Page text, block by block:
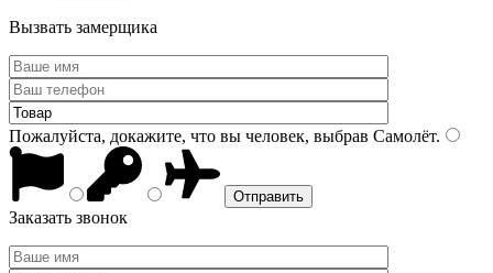
Вызвать замерщика
Пожалуйста, докажите, что вы человек, выбрав Самолёт.
Заказать звонок